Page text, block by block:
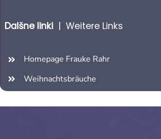
Dalšne linki | Weitere Links
Homepage Frauke Rahr
Weihnachtsbräuche